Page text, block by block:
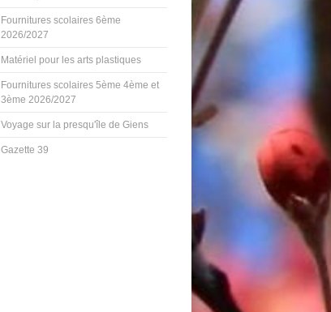
Fournitures scolaires 6ème
2026/2027
Matériel pour les arts plastiques
Fournitures scolaires 5ème 4ème et
3ème 2026/2027
Voyage sur la presqu'île de Giens
Gazette 39